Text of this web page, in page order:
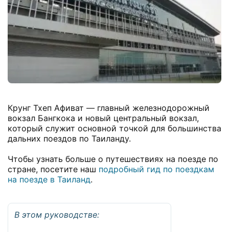
Крунг Тхеп Афиват — главный железнодорожный
вокзал Бангкока и новый центральный вокзал,
который служит основной точкой для большинства
дальних поездов по Таиланду.
Чтобы узнать больше о путешествиях на поезде по
стране, посетите наш подробный гид по поездкам
на поезде в Таиланд.
В этом руководстве: